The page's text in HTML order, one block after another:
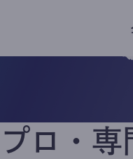
プロ・専